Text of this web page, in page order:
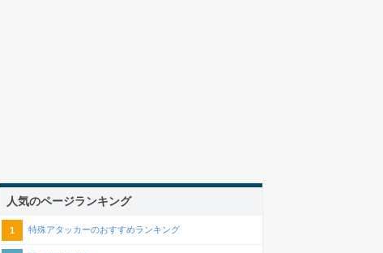
人気のページランキング
特殊アタッカーのおすすめランキング